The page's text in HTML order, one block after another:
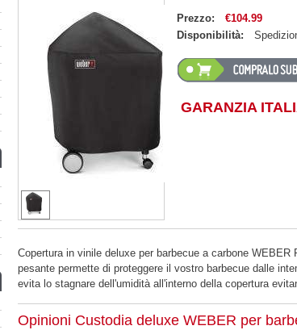
Prezzo:
€104.99
Disponibilità:
GARANZIA
Copertura in vinile deluxe per barbecue a carbone
pesante permette di proteggere il vostro barbecue dalle
evita lo stagnare dell'umidità all'interno della copertura
Opinioni Custodia deluxe WEBER per